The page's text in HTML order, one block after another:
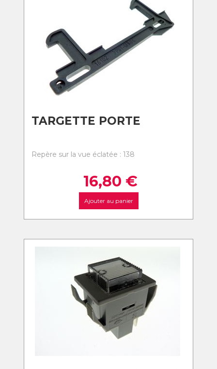
TARGETTE PORTE
Repère sur la vue éclatée : 138
16,80 €
Ajouter au panier